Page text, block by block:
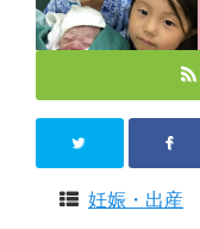
妊娠・出産